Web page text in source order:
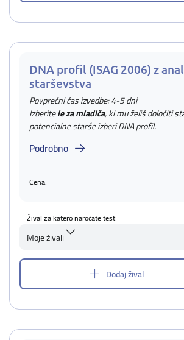
DNA profil (ISAG 2006) z
starševstva
Povprečni čas izvedbe: 4-5 dni
Izberitele za mladiča, ki mu želiš določiti
potencialne starše izberi DNA profil.
Podrobno
Cena:
Žival za katero naročate test
Moje živali
Dodaj žival